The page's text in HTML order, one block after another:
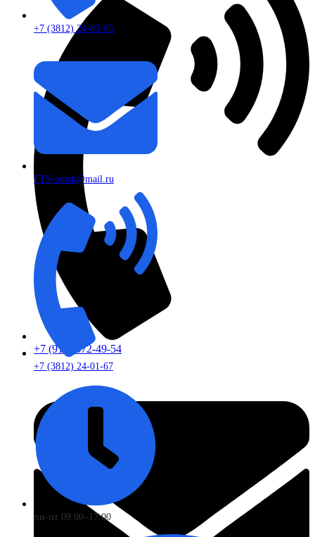
+7 (913) 672-49-54
+7 (3812) 24-83-95
FTS-omsk@mail.ru
+7 (3812) 24-01-67
пн-пт 09:00–17:00